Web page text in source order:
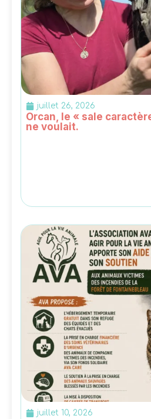
juillet 26, 2026
Orcan, le « sale
ne voulait.
juillet 10, 2026